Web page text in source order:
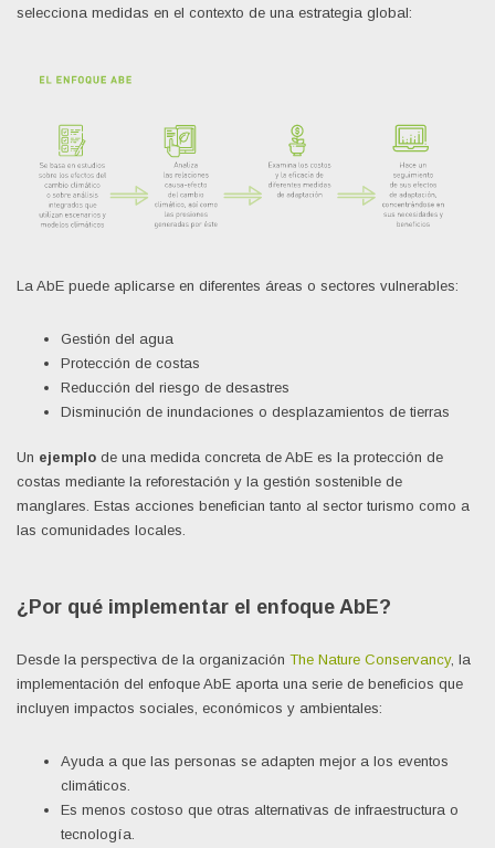
selecciona medidas en el contexto de una estrategia global:
La AbE puede aplicarse en diferentes áreas o sectores vulnerables:
Gestión del agua
Protección de costas
Reducción del riesgo de desastres
Disminución de inundaciones o desplazamientos de tierras
Un ejemplo de una medida concreta de AbE es la protección de
costas mediante la reforestación y la gestión sostenible de
manglares. Estas acciones benefician tanto al sector turismo como a
las comunidades locales.
¿Por qué implementar el enfoque AbE?
Desde la perspectiva de la organización The Nature Conservancy, la
implementación del enfoque AbE aporta una serie de beneficios que
incluyen impactos sociales, económicos y ambientales:
Ayuda a que las personas se adapten mejor a los eventos
climáticos.
Es menos costoso que otras alternativas de infraestructura o
tecnología.